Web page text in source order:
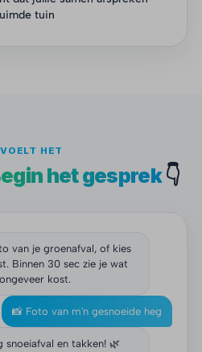
tuin
HET
het gesprek👇
van je groenafval, of kies
Binnen 30 sec zie je wat
kost.
📸 Foto van m'n gesnoeide heg
snoeiafval en takken! 🌿